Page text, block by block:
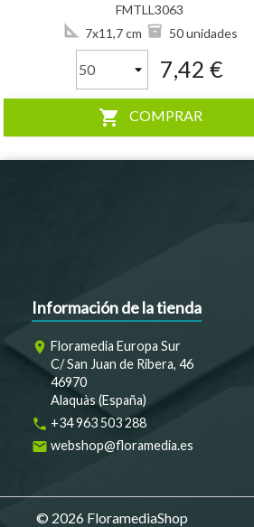
FMTLL3063
7x11,7 cm
50 unidades
7,42 €
shopping_cart COMPRAR
Información de la tienda
room Floramedia Europa Sur
C/ San Juan de Ribera, 46
46970
Alaquàs (España)
phone +34 963 503 288
email webshop@floramedia.es
© 2026 FloramediaShop